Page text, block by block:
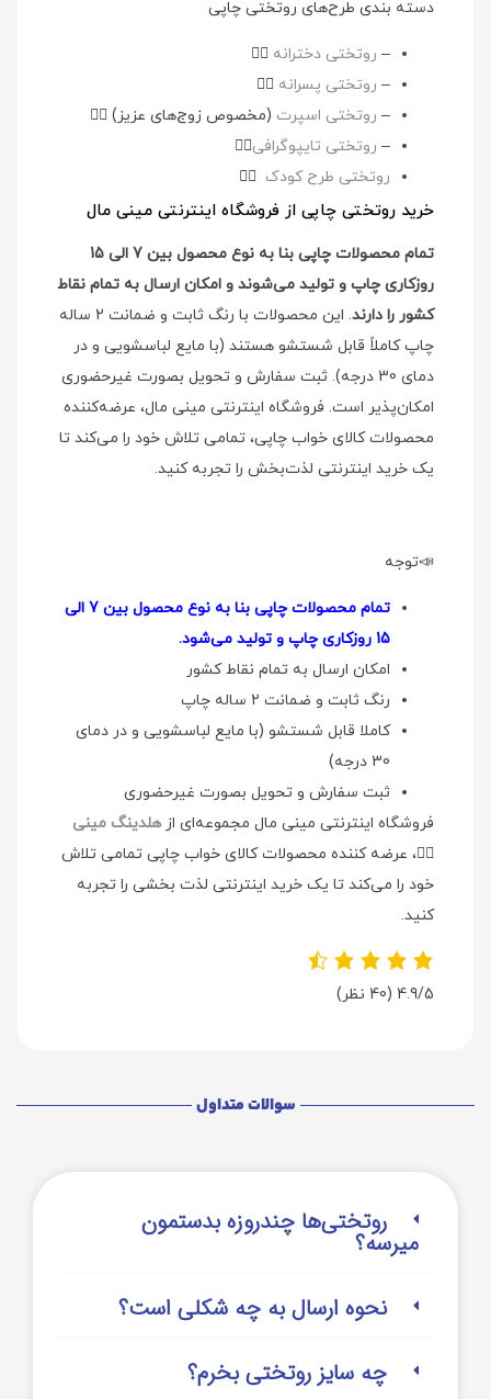
دسته بندی طرح‌های روتختی چاپی
– روتختی دخترانه 👉🏻
– روتختی پسرانه 👉🏻
– روتختی اسپرت (مخصوص زوج‌های عزیز) 👉🏻
– روتختی تایپوگرافی👉🏻
روتختی طرح کودک 👉🏻
خرید روتختی چاپی از فروشگاه اینترنتی مینی مال
تمام محصولات چاپی بنا به نوع محصول بین 7 الی 15
روزکاری چاپ و تولید می‌شوند و امکان ارسال به تمام نقاط
کشور را دارند
. این محصولات با رنگ ثابت و ضمانت 2 ساله
چاپ کاملاً قابل شستشو هستند (با مایع لباسشویی و در
دمای 30 درجه). ثبت سفارش و تحویل بصورت غیرحضوری
امکان‌پذیر است. فروشگاه اینترنتی مینی مال، عرضه‌کننده
محصولات کالای خواب چاپی، تمامی تلاش خود را می‌کند تا
یک خرید اینترنتی لذت‌بخش را تجربه کنید.
📣توجه
تمام محصولات چاپی بنا به نوع محصول بین 7 الی
15 روزکاری چاپ و تولید می‌شود.
امکان ارسال به تمام نقاط کشور
رنگ ثابت و ضمانت 2 ساله چاپ
کاملا قابل شستشو (با مایع لباسشویی و در دمای
30 درجه)
ثبت سفارش و تحویل بصورت غیرحضوری
فروشگاه اینترنتی مینی مال مجموعه‌ای ازهلدینگ مینی
👉🏻، عرضه کننده محصولات کالای خواب چاپی تمامی تلاش
خود را می‌کند تا یک خرید اینترنتی لذت بخشی را تجربه
کنید.
4.9/5 (40 نظر)
سوالات متداول
روتختی‌‌ها چندروزه بدستمون
میرسه؟
نحوه ارسال به چه شکلی است؟
چه سایز روتختی بخرم؟